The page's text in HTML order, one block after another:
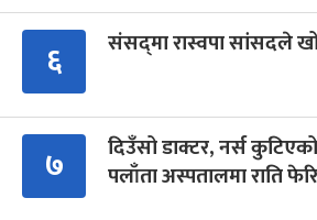
६ संसद्‍मा रास्वपा सांसदले
७
दिउँसो डाक्टर, नर्स
पलाँता अस्पतालमा राति